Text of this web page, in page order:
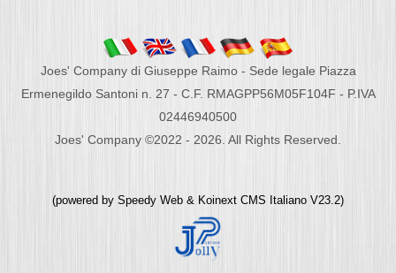
Joes' Company di Giuseppe Raimo - Sede legale Piazza
Ermenegildo Santoni n. 27 - C.F. RMAGPP56M05F104F - P.IVA
02446940500
Joes' Company ©2022 - 2026. All Rights Reserved.
(powered by Speedy Web & Koinext CMS Italiano V23.2)